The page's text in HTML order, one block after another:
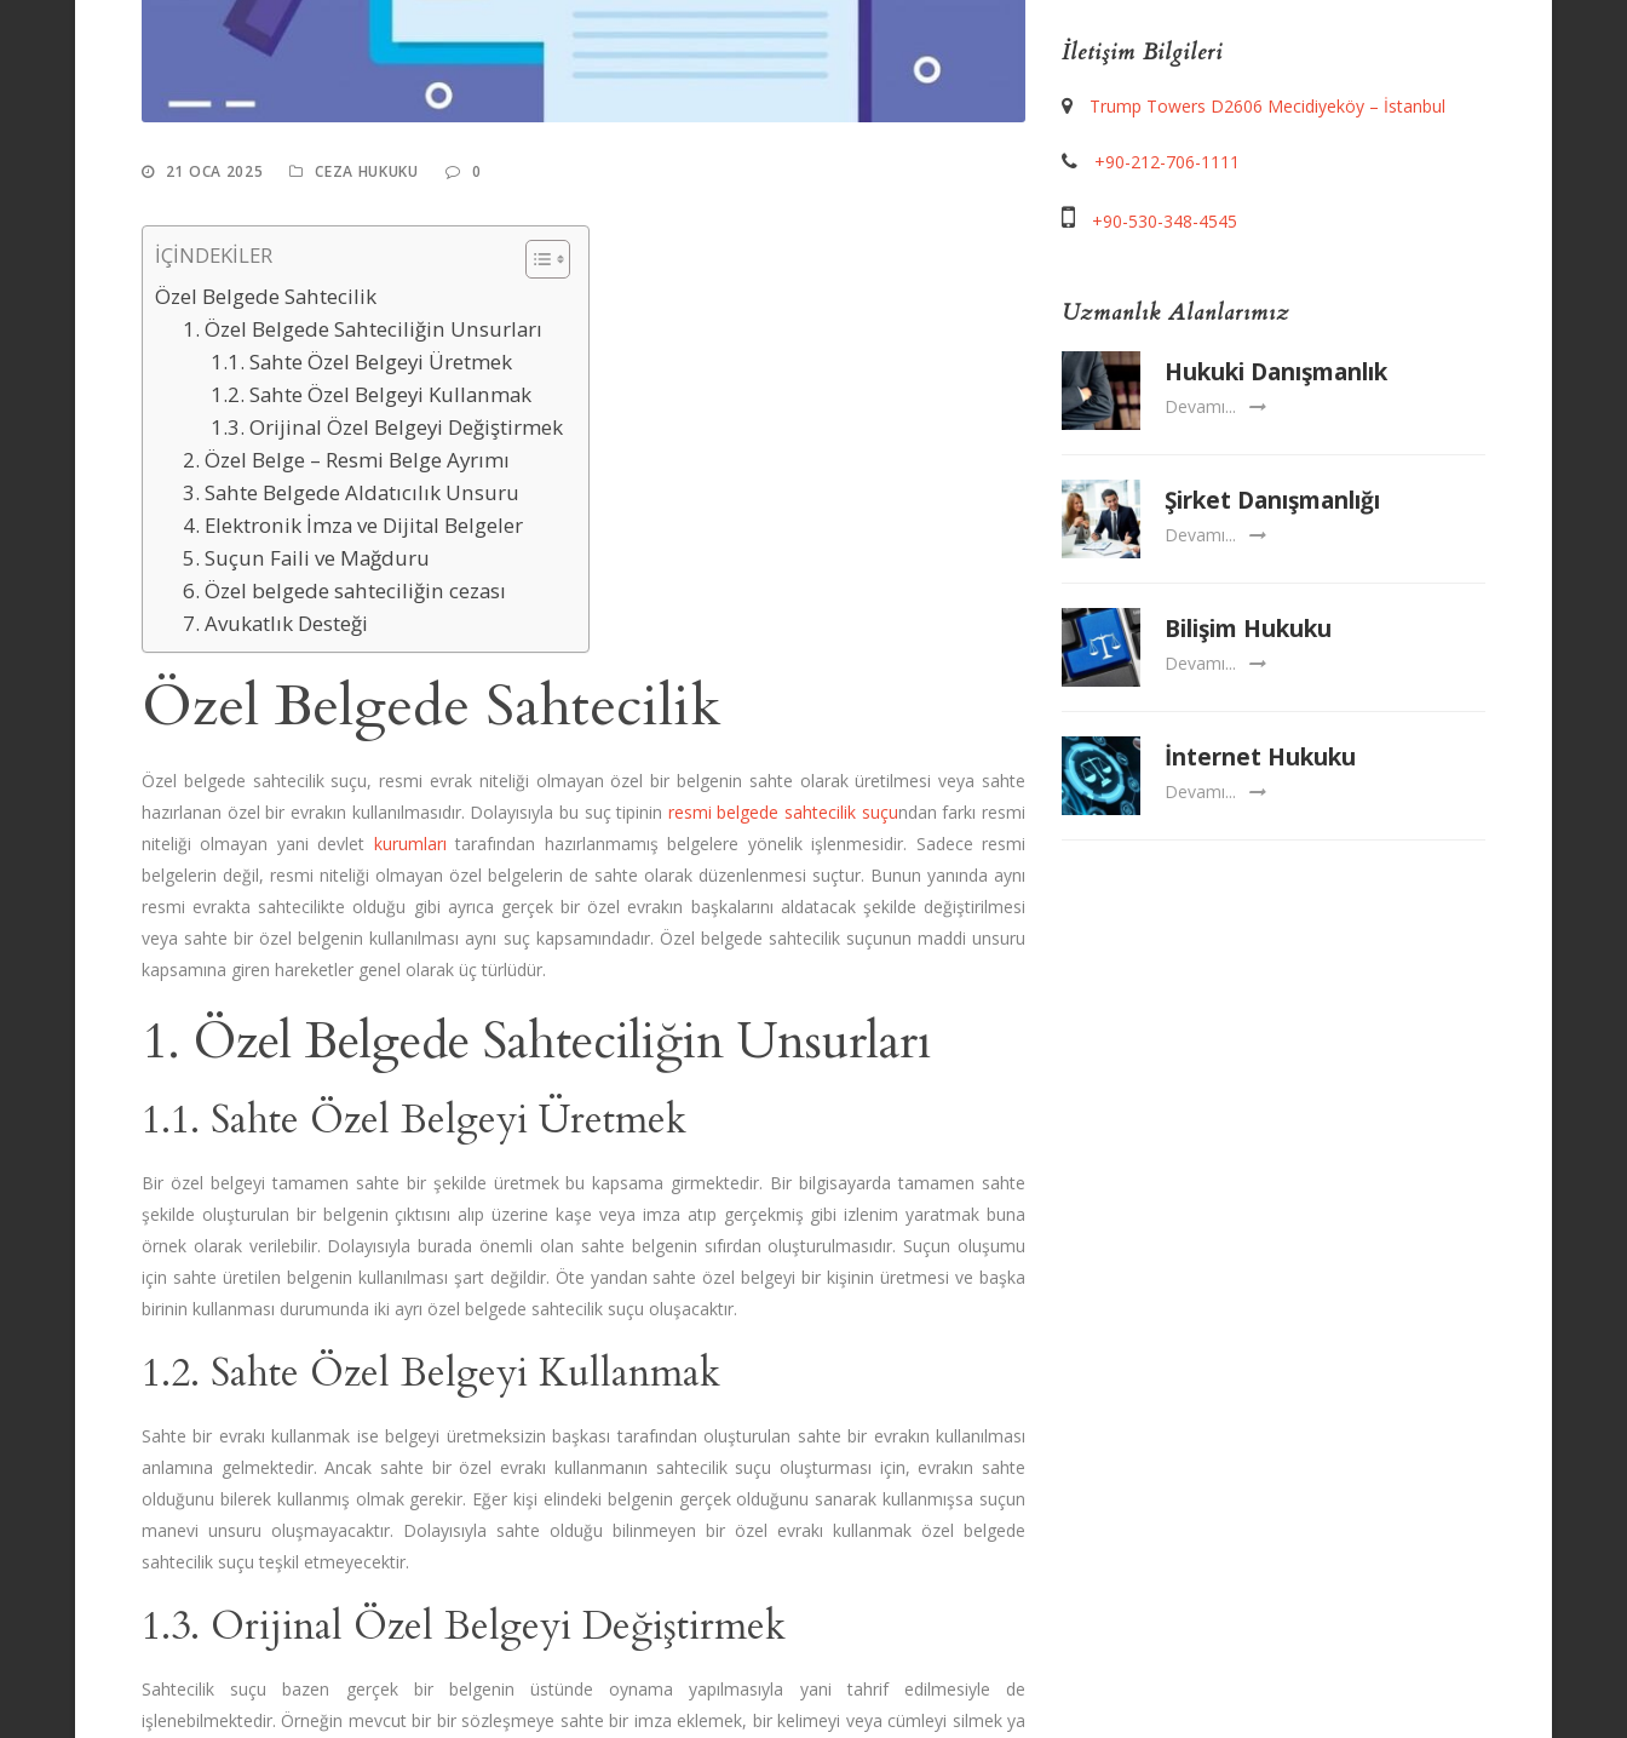
21 OCA 2025 CEZA HUKUKU 0
İÇİNDEKİLER
Özel Belgede Sahtecilik
1. Özel Belgede Sahteciliğin Unsurları
1.1. Sahte Özel Belgeyi Üretmek
1.2. Sahte Özel Belgeyi Kullanmak
1.3. Orijinal Özel Belgeyi Değiştirmek
2. Özel Belge – Resmi Belge Ayrımı
3. Sahte Belgede Aldatıcılık Unsuru
4. Elektronik İmza ve Dijital Belgeler
5. Suçun Faili ve Mağduru
6. Özel belgede sahteciliğin cezası
7. Avukatlık Desteği
Özel Belgede Sahtecilik
Özel belgede sahtecilik suçu, resmi evrak niteliği olmayan özel bir belgenin sahte olarak üretilmesi veya sahte
hazırlanan özel bir evrakın kullanılmasıdır. Dolayısıyla bu suç tipinin resmi belgede sahtecilik suçundan farkı resmi
niteliği olmayan yani devlet kurumları tarafından hazırlanmamış belgelere yönelik işlenmesidir. Sadece resmi
belgelerin değil, resmi niteliği olmayan özel belgelerin de sahte olarak düzenlenmesi suçtur. Bunun yanında aynı
resmi evrakta sahtecilikte olduğu gibi ayrıca gerçek bir özel evrakın başkalarını aldatacak şekilde değiştirilmesi
veya sahte bir özel belgenin kullanılması aynı suç kapsamındadır. Özel belgede sahtecilik suçunun maddi unsuru
kapsamına giren hareketler genel olarak üç türlüdür.
1. Özel Belgede Sahteciliğin Unsurları
1.1. Sahte Özel Belgeyi Üretmek
Bir özel belgeyi tamamen sahte bir şekilde üretmek bu kapsama girmektedir. Bir bilgisayarda tamamen sahte
şekilde oluşturulan bir belgenin çıktısını alıp üzerine kaşe veya imza atıp gerçekmiş gibi izlenim yaratmak buna
örnek olarak verilebilir. Dolayısıyla burada önemli olan sahte belgenin sıfırdan oluşturulmasıdır. Suçun oluşumu
için sahte üretilen belgenin kullanılması şart değildir. Öte yandan sahte özel belgeyi bir kişinin üretmesi ve başka
birinin kullanması durumunda iki ayrı özel belgede sahtecilik suçu oluşacaktır.
1.2. Sahte Özel Belgeyi Kullanmak
Sahte bir evrakı kullanmak ise belgeyi üretmeksizin başkası tarafından oluşturulan sahte bir evrakın kullanılması
anlamına gelmektedir. Ancak sahte bir özel evrakı kullanmanın sahtecilik suçu oluşturması için, evrakın sahte
olduğunu bilerek kullanmış olmak gerekir. Eğer kişi elindeki belgenin gerçek olduğunu sanarak kullanmışsa suçun
manevi unsuru oluşmayacaktır. Dolayısıyla sahte olduğu bilinmeyen bir özel evrakı kullanmak özel belgede
sahtecilik suçu teşkil etmeyecektir.
1.3. Orijinal Özel Belgeyi Değiştirmek
Sahtecilik suçu bazen gerçek bir belgenin üstünde oynama yapılmasıyla yani tahrif edilmesiyle de
işlenebilmektedir. Örneğin mevcut bir bir sözleşmeye sahte bir imza eklemek, bir kelimeyi veya cümleyi silmek ya
İletişim Bilgileri
Trump Towers D2606 Mecidiyeköy – İstanbul
+90-212-706-1111
+90-530-348-4545
Uzmanlık Alanlarımız
Hukuki Danışmanlık
Devamı...
Şirket Danışmanlığı
Devamı...
Bilişim Hukuku
Devamı...
İnternet Hukuku
Devamı...